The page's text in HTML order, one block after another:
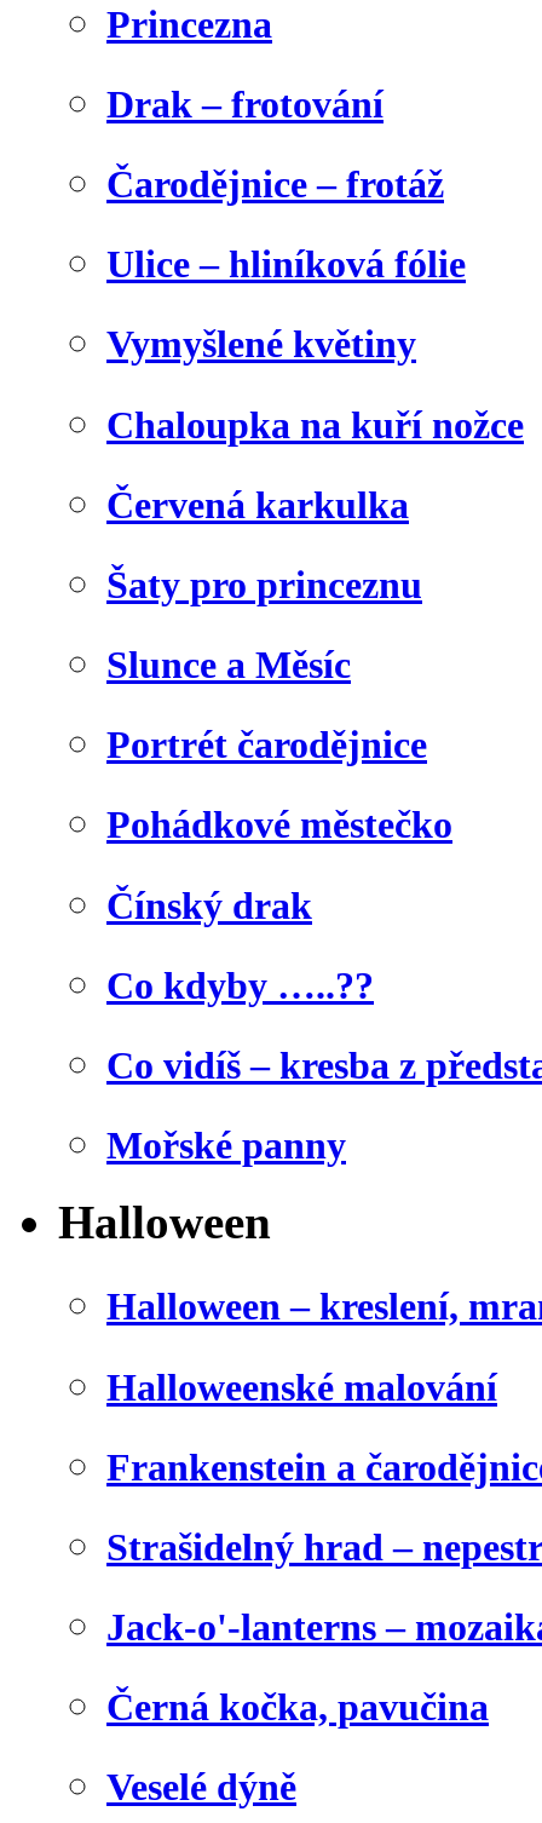
Princezna
Drak – frotování
Čarodějnice – frotáž
Ulice – hliníková fólie
Vymyšlené květiny
Chaloupka na kuří nožce
Červená karkulka
Šaty pro princeznu
Slunce a Měsíc
Portrét čarodějnice
Pohádkové městečko
Čínský drak
Co kdyby …..??
Co vidíš – kresba z
Mořské panny
Halloween
Halloween – kreslení,
Halloweenské malování
Frankenstein a
Strašidelný hrad –
Jack-o'-lanterns –
Černá kočka, pavučina
Veselé dýně